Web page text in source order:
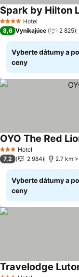
4 Počet hviezdičiek
Hotel
Spark by Hilton
8,6 Vynikajúce 2 825
Vyberte dátumy a
ceny
3 Počet hviezdičiek
Hotel
OYO The Red
7,2 2 984 2.7 km
Vyberte dátumy a
ceny
Travelodge